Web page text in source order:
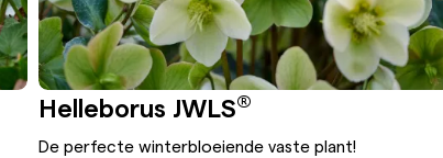
Helleborus JWLS®
De perfecte winterbloeiende vaste plant!